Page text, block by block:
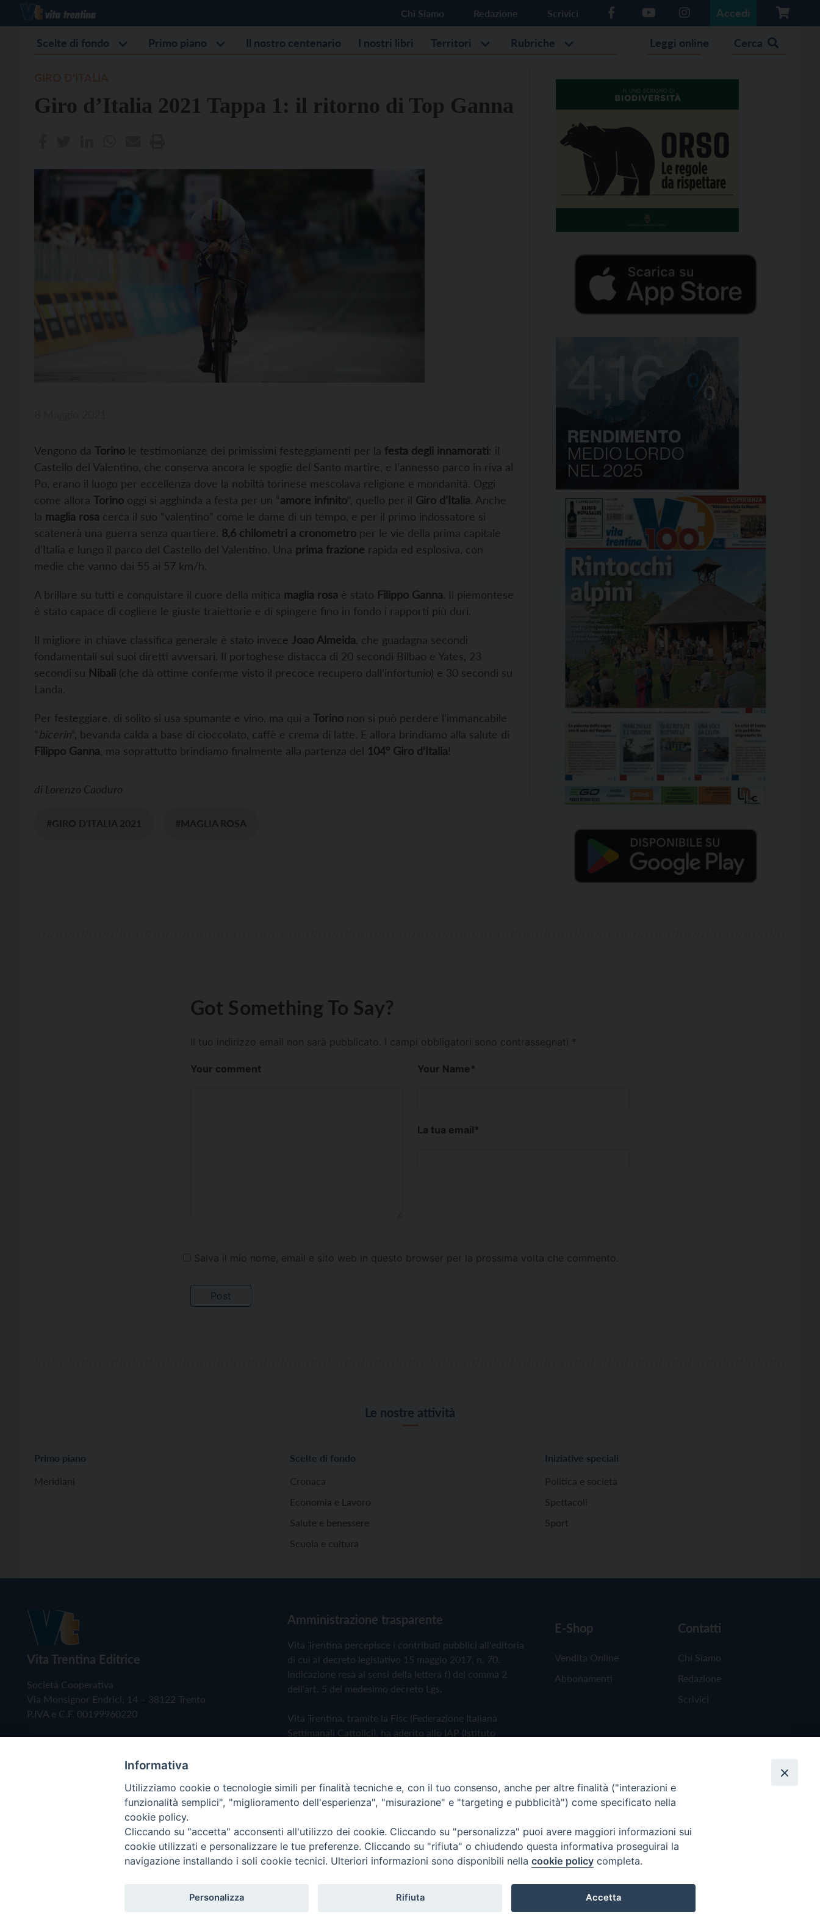
Chi Siamo Redazione Scrivici Accedi
Scelte di fondo Primo piano Il nostro centenario I nostri libri Territori Rubriche Leggi online Cerca
Giro d’Italia 2021 Tappa 1: il ritorno di Top Ganna
Vengono da Torino le testimonianze dei primissimi festeggiamenti per la festa degli innamorati: il
Castello del Valentino, che conserva ancora le spoglie del Santo martire, e l’annesso parco in riva al
Po, erano il luogo per eccellenza dove la nobiltà torinese mescolava religione e mondanità. Oggi
come allora Torino oggi si agghinda a festa per un “amore infinito“, quello per il Giro d’Italia. Anche
la maglia rosa cerca il suo “valentino” come le dame di un tempo, e per il primo indossatore si
scatenerà una guerra senza quartiere. 8,6 chilometri a cronometro per le vie della prima capitale
d’Italia e lungo il parco del Castello del Valentino. Una prima frazione rapida ed esplosiva, con
medie che vanno dai 55 ai 57 km/h.
A brillare su tutti e conquistare il cuore della mitica maglia rosa è stato Filippo Ganna. Il piemontese
è stato capace di cogliere le giuste traiettorie e di spingere fino in fondo i rapporti più duri.
Il migliore in chiave classifica generale è stato invece Joao Almeida , che guadagna secondi
fondamentali sui suoi diretti avversari. Il portoghese distacca di 20 secondi Bilbao e Yates, 23
secondi su Nibali (che dà ottime conferme visto il precoce recupero dall’infortunio) e 30 secondi su
Landa.
Per festeggiare, di solito si usa spumante e vino, ma qui a Torino non si può perdere l’immancabile
“bicerin“, bevanda calda a base di cioccolato, caffè e crema di latte. E allora brindiamo alla salute di
Filippo Ganna , ma soprattutto brindiamo finalmente alla partenza del 104° Giro d’Italia!
di Lorenzo Caoduro
#GIRO D'ITALIA 2021 #MAGLIA ROSA
Got Something To Say?
Il tuo indirizzo email non sarà pubblicato. I campi obbligatori sono contrassegnati *
Your comment Your Name*
La tua email*
Salva il mio nome, email e sito web in questo browser per la prossima volta che commento.
Le nostre attività
Primo piano
Meridiani
Scelte di fondo
Cronaca
Economia e Lavoro
Salute e benessere
Scuola e cultura
Iniziative speciali
Politica e società
Spettacoli
Sport
Vita Trentina Editrice
Società Cooperativa
Via Monsignor Endrici, 14 – 38122 Trento
P.IVA e C.F. 00199960220
Amministrazione trasparente
Vita Trentina percepisce i contributi pubblici all'editoria
di cui al decreto legislativo 15 maggio 2017, n. 70.
Indicazione resa ai sensi della lettera f) del comma 2
dell'art. 5 del medesimo decreto Lgs.
Vita Trentina, tramite la Fisc (Federazione Italiana
Settimanali Cattolici), ha aderito allo IAP (Istituto
Privacy Policy Cookie Policy
E-Shop
Vendita Online
Abbonamenti
Contatti
Chi Siamo
Redazione
Scrivici
Copyright © 2019 - Tutti i diritti riservati - Vita Trentina Editrice
Informativa
Utilizziamo cookie o tecnologie simili per finalità tecniche e, con il tuo consenso, anche per altre finalità ("interazioni e
funzionalità semplici", "miglioramento dell'esperienza", "misurazione" e "targeting e pubblicità") come specificato nella
cookie policy.
Cliccando su "accetta" acconsenti all'utilizzo dei cookie. Cliccando su "personalizza" puoi avere maggiori informazioni sui
cookie utilizzati e personalizzare le tue preferenze. Cliccando su "rifiuta" o chiudendo questa informativa proseguirai la
navigazione installando i soli cookie tecnici. Ulteriori informazioni sono disponibili nella cookie policy completa.
Personalizza Rifiuta Accetta